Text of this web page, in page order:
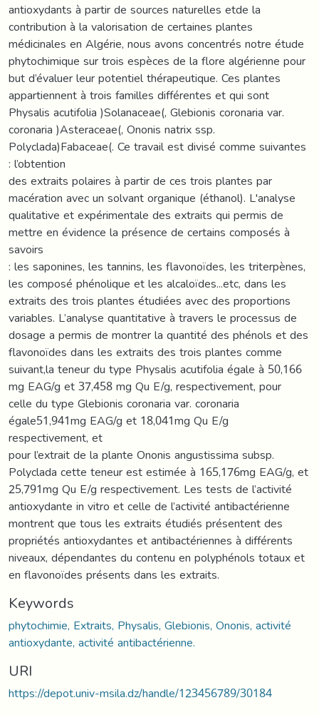
antioxydants à partir de sources naturelles etde la
contribution à la valorisation de certaines plantes
médicinales en Algérie, nous avons concentrés notre étude
phytochimique sur trois espèces de la flore algérienne pour
but d’évaluer leur potentiel thérapeutique. Ces plantes
appartiennent à trois familles différentes et qui sont
Physalis acutifolia )Solanaceae(, Glebionis coronaria var.
coronaria )Asteraceae(, Ononis natrix ssp.
Polyclada)Fabaceae(. Ce travail est divisé comme suivantes
: l’obtention
des extraits polaires à partir de ces trois plantes par
macération avec un solvant organique (éthanol). L'analyse
qualitative et expérimentale des extraits qui permis de
mettre en évidence la présence de certains composés à
savoirs
: les saponines, les tannins, les flavonoïdes, les triterpènes,
les composé phénolique et les alcaloïdes...etc, dans les
extraits des trois plantes étudiées avec des proportions
variables. L’analyse quantitative à travers le processus de
dosage a permis de montrer la quantité des phénols et des
flavonoïdes dans les extraits des trois plantes comme
suivant,la teneur du type Physalis acutifolia égale à 50,166
mg EAG/g et 37,458 mg Qu E/g, respectivement, pour
celle du type Glebionis coronaria var. coronaria
égale51,941mg EAG/g et 18,041mg Qu E/g
respectivement, et
pour l’extrait de la plante Ononis angustissima subsp.
Polyclada cette teneur est estimée à 165,176mg EAG/g, et
25,791mg Qu E/g respectivement. Les tests de l’activité
antioxydante in vitro et celle de l’activité antibactérienne
montrent que tous les extraits étudiés présentent des
propriétés antioxydantes et antibactériennes à différents
niveaux, dépendantes du contenu en polyphénols totaux et
en flavonoïdes présents dans les extraits.
Keywords
phytochimie, Extraits, Physalis, Glebionis, Ononis, activité
antioxydante, activité antibactérienne.
URI
https://depot.univ-msila.dz/handle/123456789/30184